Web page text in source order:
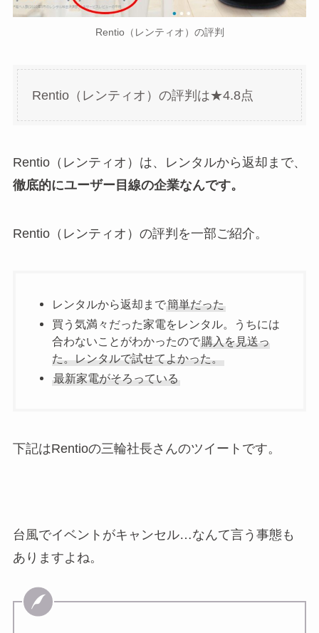
Rentio（レンティオ）の評判
Rentio（レンティオ）の評判は★4.8点
Rentio（レンティオ）は、レンタルから返却まで、
徹底的にユーザー目線の企業なんです。
Rentio（レンティオ）の評判を一部ご紹介。
レンタルから返却まで簡単だった
買う気満々だった家電をレンタル。うちには
合わないことがわかったので購入を見送っ
た。レンタルで試せてよかった。
最新家電がそろっている
下記はRentioの三輪社長さんのツイートです。
台風でイベントがキャンセル…なんて言う事態も
ありますよね。